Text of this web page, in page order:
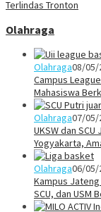
Terlindas Tronton
Olahraga
Olahraga08/05/
Campus
Mahasiswa
Olahraga07/05/
UKSW dan
Yogyakarta,
Olahraga06/05/
Kampus Jateng
SCU, dan USM